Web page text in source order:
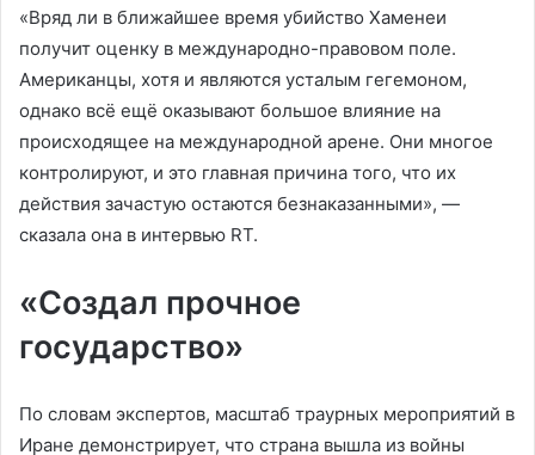
«Вряд ли в ближайшее время убийство Хаменеи
получит оценку в международно-правовом поле.
Американцы, хотя и являются усталым гегемоном,
однако всё ещё оказывают большое влияние на
происходящее на международной арене. Они многое
контролируют, и это главная причина того, что их
действия зачастую остаются безнаказанными», —
сказала она в интервью RT.
«Создал прочное
государство»
По словам экспертов, масштаб траурных мероприятий в
Иране демонстрирует, что страна вышла из войны